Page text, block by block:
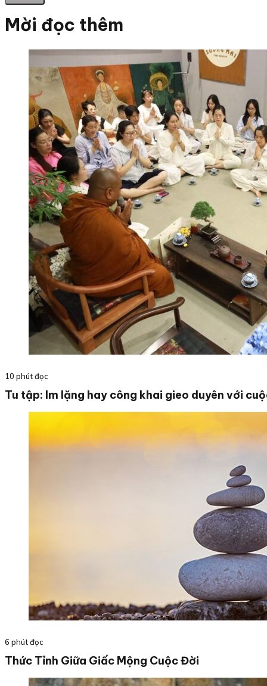
Mời đọc thêm
10 phút đọc
Tu tập: Im lặng hay công khai gieo duyên với
6 phút đọc
Thức Tỉnh Giữa Giấc Mộng Cuộc Đời